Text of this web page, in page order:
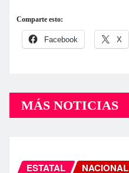
Comparte esto:
Facebook X
MÁS NOTICIAS
ESTATAL NACIONAL